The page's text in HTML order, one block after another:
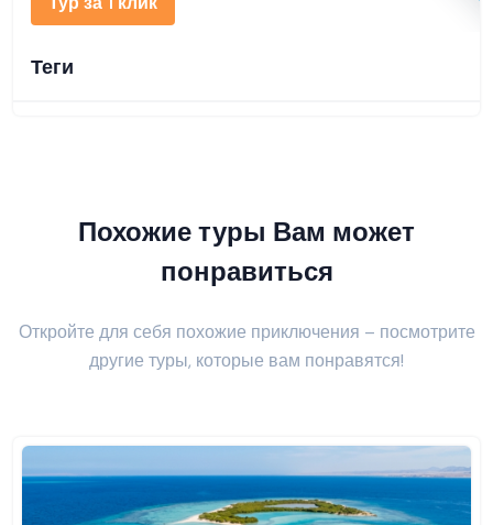
Теги
Похожие туры Вам может
понравиться
Откройте для себя похожие приключения – посмотрите
другие туры, которые вам понравятся!